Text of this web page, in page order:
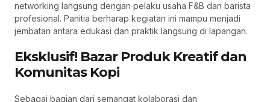
networking langsung dengan pelaku usaha F&B dan barista
profesional. Panitia berharap kegiatan ini mampu menjadi
jembatan antara edukasi dan praktik langsung di lapangan.
Eksklusif! Bazar Produk Kreatif dan
Komunitas Kopi
Sebagai bagian dari semangat kolaborasi dan